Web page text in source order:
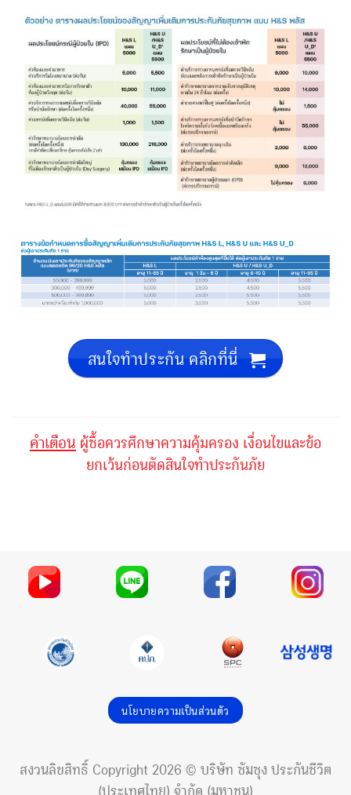
สนใจทำประกัน คลิกที่นี่
คำเตือน ผู้ซื้อควรศึกษาความคุ้มครอง เงื่อนไขและข้อ
ยกเว้นก่อนตัดสินใจทำประกันภัย
นโยบายความเป็นส่วนตัว
สงวนลิขสิทธิ์ Copyright 2026 © บริษัท ซัมซุง ประกันชีวิต
(ประเทศไทย) จำกัด (มหาชน)